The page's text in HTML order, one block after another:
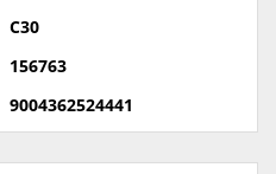
C30
156763
9004362524441